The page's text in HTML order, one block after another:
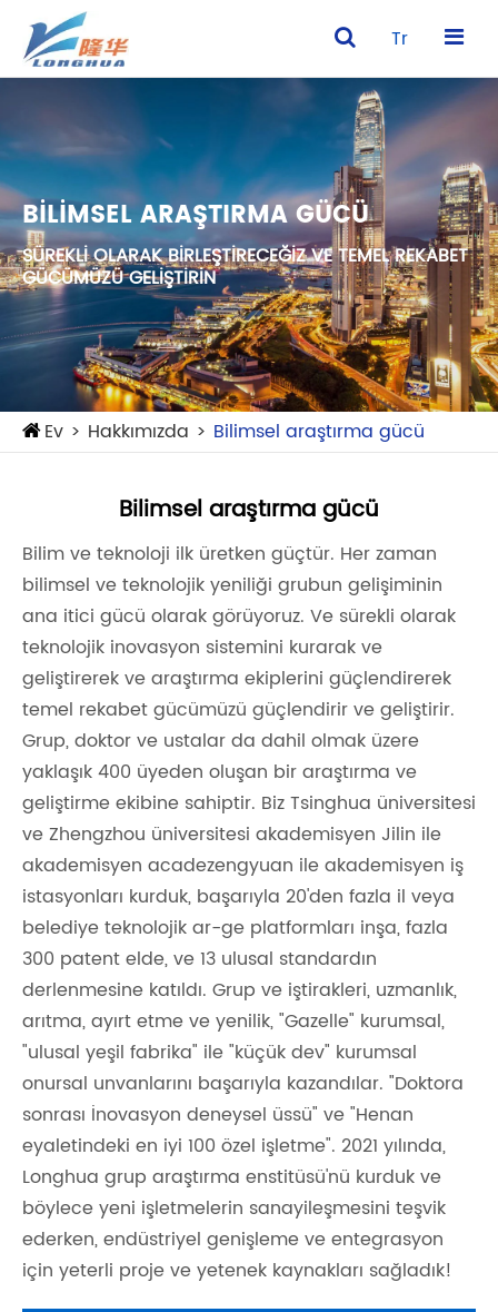
Tr
BILIMSEL ARAŞTIRMA GÜCÜ
SÜREKLI OLARAK BIRLEŞTIRECEĞIZ VE TEMEL REKABET
GÜCÜMÜZÜ GELIŞTIRIN
Ev Hakkımızda Bilimsel araştırma gücü
Bilimsel araştırma gücü
Bilim ve teknoloji ilk üretken güçtür. Her zaman
bilimsel ve teknolojik yeniliği grubun gelişiminin
ana itici gücü olarak görüyoruz. Ve sürekli olarak
teknolojik inovasyon sistemini kurarak ve
geliştirerek ve araştırma ekiplerini güçlendirerek
temel rekabet gücümüzü güçlendirir ve geliştirir.
Grup, doktor ve ustalar da dahil olmak üzere
yaklaşık 400 üyeden oluşan bir araştırma ve
geliştirme ekibine sahiptir. Biz Tsinghua üniversitesi
ve Zhengzhou üniversitesi akademisyen Jilin ile
akademisyen acadezengyuan ile akademisyen iş
istasyonları kurduk, başarıyla 20'den fazla il veya
belediye teknolojik ar-ge platformları inşa, fazla
300 patent elde, ve 13 ulusal standardın
derlenmesine katıldı. Grup ve iştirakleri, uzmanlık,
arıtma, ayırt etme ve yenilik, "Gazelle" kurumsal,
"ulusal yeşil fabrika" ile "küçük dev" kurumsal
onursal unvanlarını başarıyla kazandılar. "Doktora
sonrası İnovasyon deneysel üssü" ve "Henan
eyaletindeki en iyi 100 özel işletme". 2021 yılında,
Longhua grup araştırma enstitüsü'nü kurduk ve
böylece yeni işletmelerin sanayileşmesini teşvik
ederken, endüstriyel genişleme ve entegrasyon
için yeterli proje ve yetenek kaynakları sağladık!